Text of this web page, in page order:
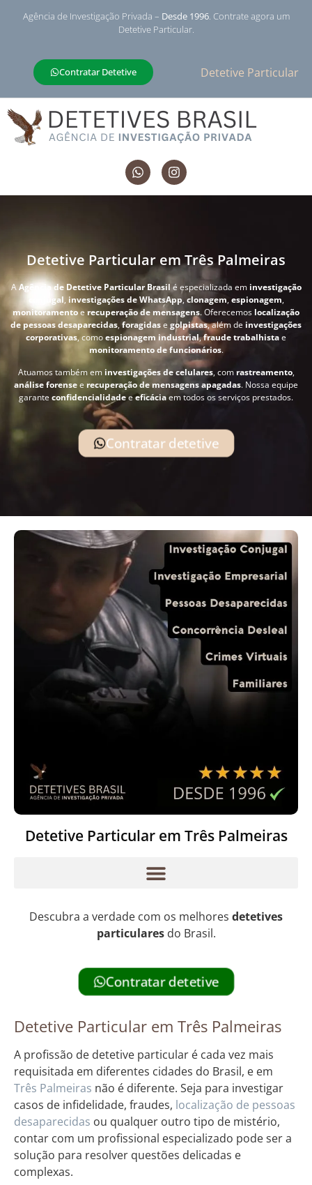
Agência de Investigação Privada – Desde 1996. Contrate agora um
Detetive Particular.
Contratar Detetive Detetive Particular
Detetive Particular em Três Palmeiras
AAgência de Detetive Particular Brasil é especializada em investigação
conjugal, investigações de WhatsApp, clonagem,espionagem,
monitoramentoe recuperação de mensagens. Oferecemos localização
de pessoas desaparecidas, foragidase golpistas, além de investigações
corporativas, comoespionagem industrial,fraude trabalhistae
monitoramento de funcionários.
Atuamos também em investigações de celulares, com rastreamento,
análise forensee recuperação de mensagens apagadas. Nossa equipe
garante confidencialidadeeeficáciaem todos os serviços prestados.
Contratar detetive
Detetive Particular em Três Palmeiras
Descubra a verdade com os melhores detetives
particularesdo Brasil.
Contratar detetive
Detetive Particular em Três Palmeiras
A profissão de detetive particular é cada vez mais
requisitada em diferentes cidades do Brasil, e em
Três Palmeiras não é diferente. Seja para investigar
casos de infidelidade, fraudes, localização de pessoas
desaparecidas ou qualquer outro tipo de mistério,
contar com um profissional especializado pode ser a
solução para resolver questões delicadas e
complexas.